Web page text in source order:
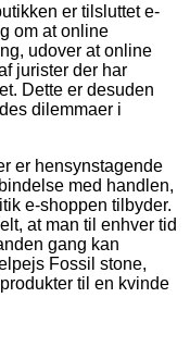
er tilsluttet e-
om at online
udover at online
jurister der har
Dette er desuden
dilemmaer i
er hensynstagende
med handlen,
e-shoppen tilbyder.
at man til enhver tid
gang kan
Fossil stone,
til en kvinde